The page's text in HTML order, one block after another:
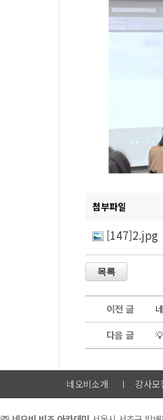
첨부파일
[147]2.jpg
이전 글
다음 글
네오비소개 강사모